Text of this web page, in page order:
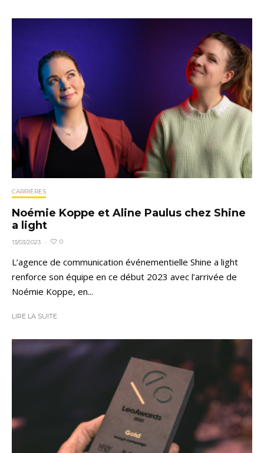
CARRIÈRES
Noémie Koppe et Aline Paulus chez Shine
a light
13/03/2023 · 0
L’agence de communication événementielle Shine a light
renforce son équipe en ce début 2023 avec l’arrivée de
Noémie Koppe, en...
LIRE LA SUITE